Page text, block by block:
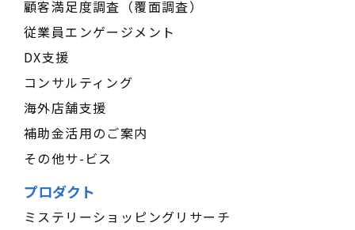
顧客満足度調査（覆面調査）
従業員エンゲージメント
DX支援
コンサルティング
海外店舗支援
補助金活用のご案内
その他サ-ビス
プロダクト
ミステリーショッピングリサーチ